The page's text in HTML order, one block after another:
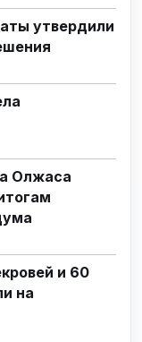
утвердили
Олжаса
и 60
на